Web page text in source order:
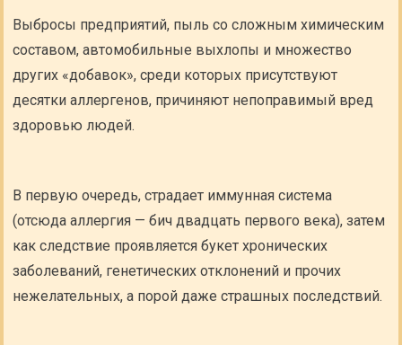
Выбросы предприятий, пыль со сложным химическим
составом, автомобильные выхлопы и множество
других «добавок», среди которых присутствуют
десятки аллергенов, причиняют непоправимый вред
здоровью людей.
В первую очередь, страдает иммунная система
(отсюда аллергия — бич двадцать первого века), затем
как следствие проявляется букет хронических
заболеваний, генетических отклонений и прочих
нежелательных, а порой даже страшных последствий.